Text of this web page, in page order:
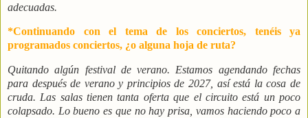
adecuadas.
*Continuando con el tema de los conciertos, tenéis ya
programados conciertos, ¿o alguna hoja de ruta?
Quitando algún festival de verano. Estamos agendando fechas
para después de verano y principios de 2027, así está la cosa de
cruda. Las salas tienen tanta oferta que el circuito está un poco
colapsado. Lo bueno es que no hay prisa, vamos haciendo poco a